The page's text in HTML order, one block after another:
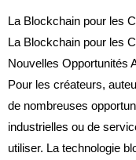
La Blockchain pour les
La Blockchain pour les
Nouvelles Opportunités
Pour les créateurs,
de nombreuses
industrielles ou de
utiliser. La technologie